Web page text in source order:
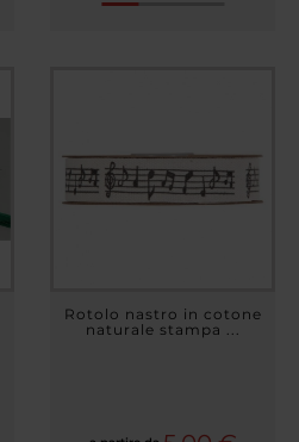
Rotolo nastro in cotone
naturale stampa ...